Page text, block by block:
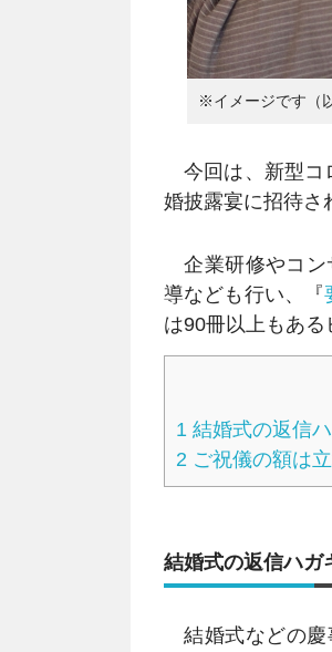
※イメージです（
今回は、新型コ
婚披露宴に招待さ
企業研修やコン
導なども行い、『
は90冊以上もある
1 結婚式の返信
2 ご祝儀の額は
結婚式の返信ハガ
結婚式などの慶